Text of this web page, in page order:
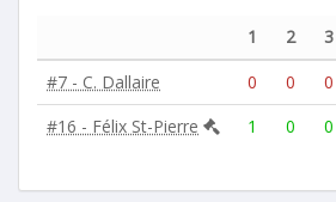
1 2 3
#7 - C. Dallaire
0 0 0
#16 - Félix St-Pierre
1 0 0